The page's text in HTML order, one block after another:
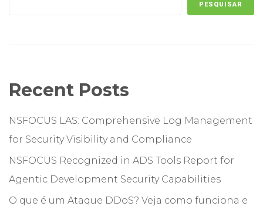
PESQUISAR
Recent Posts
NSFOCUS LAS: Comprehensive Log Management
for Security Visibility and Compliance
NSFOCUS Recognized in ADS Tools Report for
Agentic Development Security Capabilities
O que é um Ataque DDoS? Veja como funciona e